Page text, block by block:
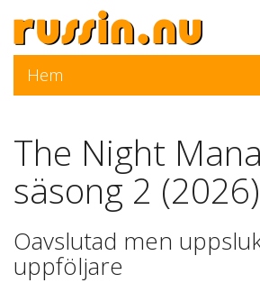
Hem
The Night
säsong 2 (2026)
Oavslutad men
uppföljare